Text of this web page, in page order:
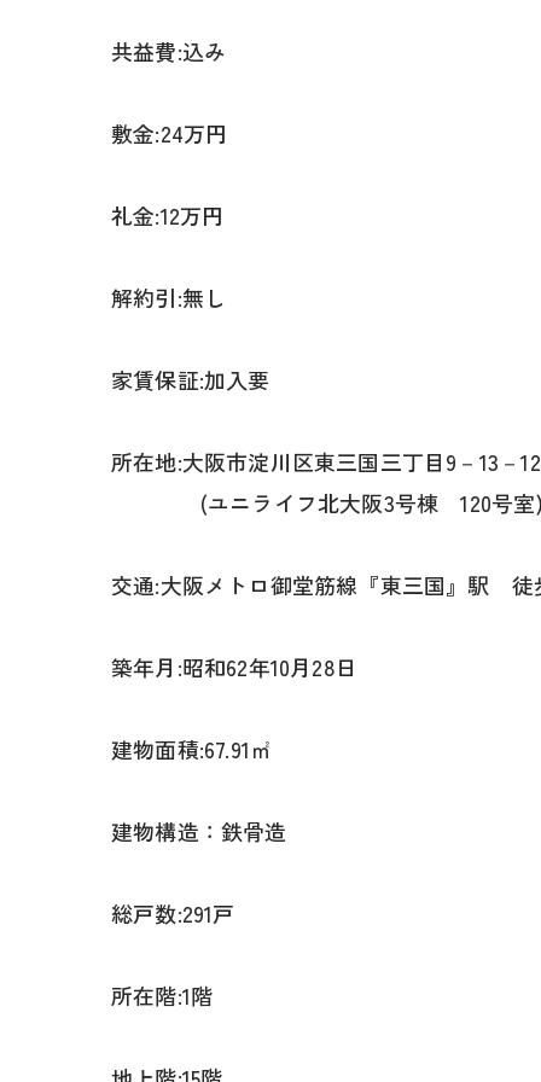
共益費:込み
敷金:24万円
礼金:12万円
解約引:無し
家賃保証:加入要
所在地:大阪市淀川区東三国三丁目9－13－
(ユニライフ北大阪3号棟 120号室
交通:大阪メトロ御堂筋線『東三国』駅 徒
築年月:昭和62年10月28日
建物面積:67.91㎡
建物構造：鉄骨造
総戸数:291戸
所在階:1階